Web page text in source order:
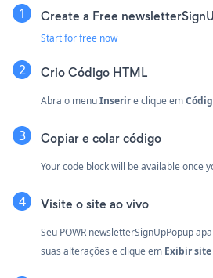
Create a Free
Start for free now
CrioCódigo HTML
Abra o menuInserire clique em
Copiar e colar código
Your code block will be available once
Visite o site ao vivo
Seu POWR newsletterSignUpPopup
suas alterações e clique em Exibir site